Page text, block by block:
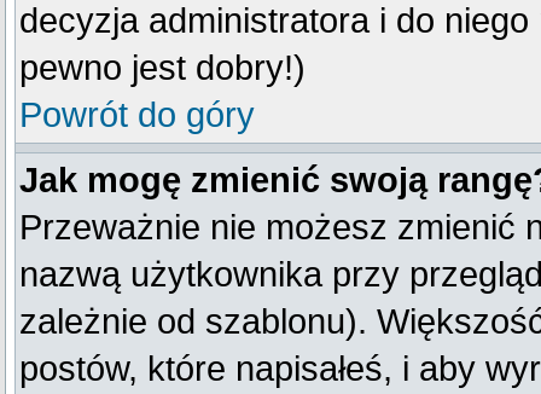
decyzja administratora i do
pewno jest dobry!)
Powrót do góry
Jak mogę zmienić swoją
Przeważnie nie możesz zmienić
nazwą użytkownika przy
zależnie od szablonu).
postów, które napisałeś, i aby